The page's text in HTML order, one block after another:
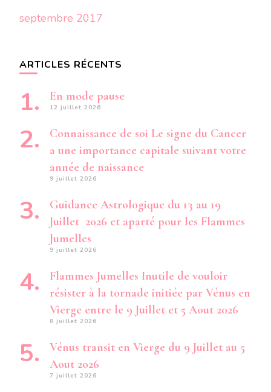
septembre 2017
ARTICLES RÉCENTS
En mode pause
12 juillet 2026
Connaissance de soi Le signe du Cancer
a une importance capitale suivant votre
année de naissance
9 juillet 2026
Guidance Astrologique du 13 au 19
Juillet 2026 et aparté pour les Flammes
Jumelles
9 juillet 2026
Flammes Jumelles Inutile de vouloir
résister à la tornade initiée par Vénus en
Vierge entre le 9 Juillet et 5 Aout 2026
8 juillet 2026
Vénus transit en Vierge du 9 Juillet au 5
Aout 2026
7 juillet 2026